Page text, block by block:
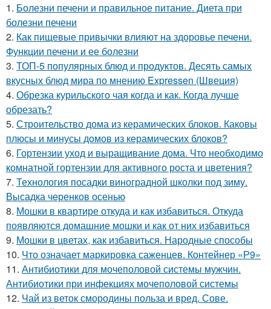
1. Болезни печени и правильное питание. Диета при
болезни печени
2. Как пищевые привычки влияют на здоровье печени.
Функции печени и ее болезни
3. ТОП-5 популярных блюд и продуктов. Десять самых
вкусных блюд мира по мнению Expressen (Швеция)
4. Обрезка курильского чая когда и как. Когда лучше
обрезать?
5. Строительство дома из керамических блоков. Каковы
плюсы и минусы домов из керамических блоков?
6. Гортензии уход и выращивание дома. Что необходимо
комнатной гортензии для активного роста и цветения?
7. Технология посадки виноградной школки под зиму.
Высадка черенков осенью
8. Мошки в квартире откуда и как избавиться. Откуда
появляются домашние мошки и как от них избавиться
9. Мошки в цветах, как избавиться. Народные способы
10. Что означает маркировка саженцев. Контейнер «Р9»
11. Антибиотики для мочеполовой системы мужчин.
Антибиотики при инфекциях мочеполовой системы
12. Чай из веток смородины польза и вред. Сове.